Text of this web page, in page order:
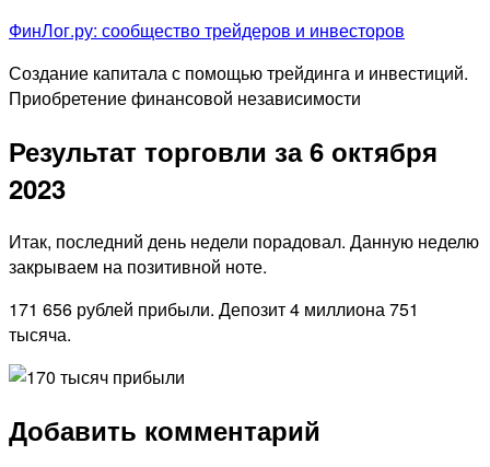
Перейти
содержимому
ФинЛог.ру: сообщество трейдеров и инвесторов
Создание капитала с помощью трейдинга и инвестиций.
Приобретение финансовой независимости
Результат торговли за 6 октября
2023
Итак, последний день недели порадовал. Данную неделю
закрываем на позитивной ноте.
171 656 рублей прибыли. Депозит 4 миллиона 751
тысяча.
Добавить комментарий